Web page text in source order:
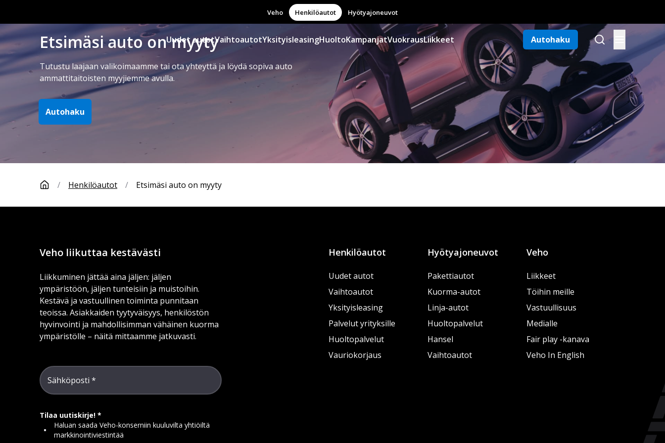
Etsimäsi auto on myyty
Tutustu laajaan valikoimaamme tai ota yhteyttä ja löydä sopiva auto
ammattitaitoisten myyjiemme avulla.
Autohaku
Veho Henkilöautot Hyötyajoneuvot
Uudet autotVaihtoautotYksityisleasingHuoltoKampanjatVuokrausLiikkeet Autohaku
/ Henkilöautot / Etsimäsi auto on myyty
Veho liikuttaa kestävästi
Liikkuminen jättää aina jäljen: jäljen
ympäristöön, jäljen tunteisiin ja muistoihin.
Kestävä ja vastuullinen toiminta punnitaan
teoissa. Asiakkaiden tyytyväisyys, henkilöstön
hyvinvointi ja mahdollisimman vähäinen kuorma
ympäristölle – näitä mittaamme jatkuvasti.
Sähköposti
Tilaa uutiskirje!
Haluan saada Veho-konserniin kuuluvilta yhtiöiltä
markkinointiviestintää
Henkilöautot
Uudet autot
Vaihtoautot
Yksityisleasing
Palvelut yrityksille
Huoltopalvelut
Vauriokorjaus
Hyötyajoneuvot
Pakettiautot
Kuorma-autot
Linja-autot
Huoltopalvelut
Hansel
Vaihtoautot
Veho
Liikkeet
Töihin meille
Vastuullisuus
Medialle
Fair play -kanava
Veho In English